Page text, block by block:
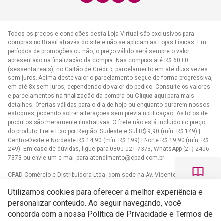
atendimento@cpad.com.br
Todos os preços e condições desta Loja Virtual são exclusivos para
compras no Brasil através do site e não se aplicam as Lojas Físicas. Em
períodos de promoções ou não, o preço válido será sempre o valor
apresentado na finalização da compra. Nas compras até R$ 60,00
(sessenta reais), no Cartão de Crédito, parcelamento em até duas vezes
sem juros. Acima deste valor o parcelamento segue de forma progressiva,
em até 8x sem juros, dependendo do valor do pedido. Consulte os valores
e parcelamentos na finalização da compra ou Clique aqui para mais
detalhes. Ofertas válidas para o dia de hoje ou enquanto durarem nossos
estoques, podendo sofrer alterações sem prévia notificação. As fotos de
produtos são meramente ilustrativas. O frete não está incluído no preço
do produto. Frete Fixo por Região: Sudeste e Sul R$ 9,90 (mín. R$ 149) |
Centro-Oeste e Nordeste R$ 14,90 (mín. R$ 199) | Norte R$ 19,90 (mín. R$
249). Em caso de dúvidas, ligue para 0800 021 7373, WhatsApp (21) 2406-
7373 ou envie um e-mail para atendimento@cpad.com.br
CPAD Comércio e Distribuidora Ltda. com sede na Av. Vicente de Carvalho,
Casa Publicadora das Assembleias de Deus com sede na Av. Brasil,
34.401 - Bangu - CEP 21852-002 - Rio de Janeiro - RJCNPJ
33.608.332/0001-02
Utilizamos cookies para oferecer a melhor experiência e
personalizar conteúdo. Ao seguir navegando, você
concorda com a nossa Política de Privacidade e Termos de